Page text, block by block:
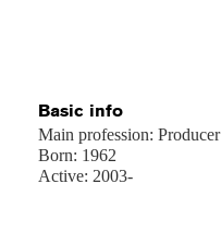
Basic info
Main profession: Producer
Born: 1962
Active: 2003-